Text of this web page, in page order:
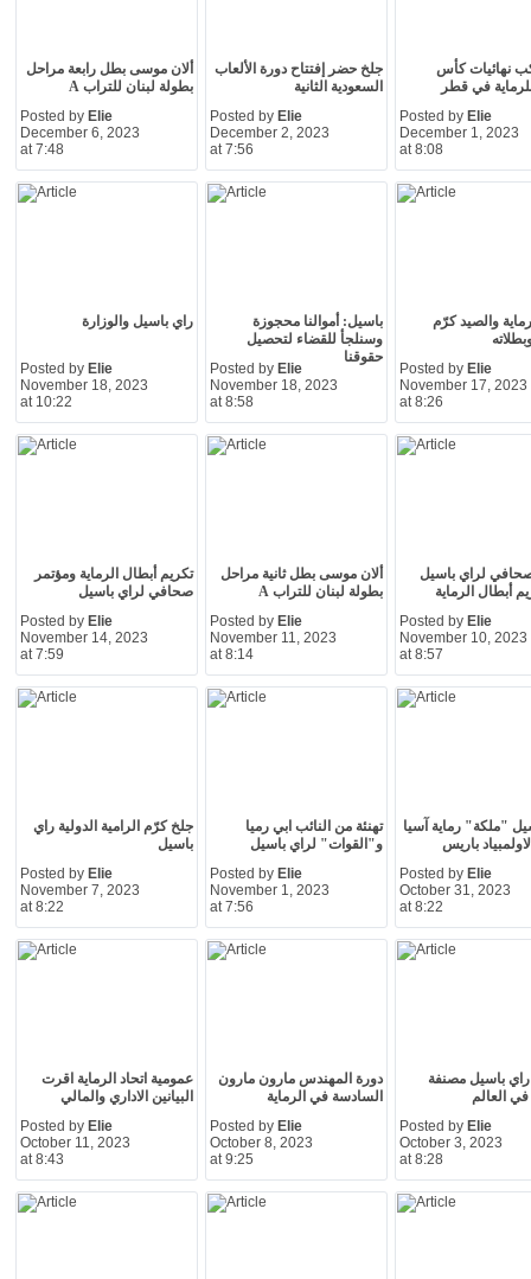
ألان موسى بطل رابعة مراحل
بطولة لبنان للتراب A
Posted by Elie
December 6, 2023
at 7:48
جلخ حضر إفتتاح دورة الألعاب
السعودية الثانية
Posted by Elie
December 2, 2023
at 7:56
نهائيات كأس
في قطر
Posted by Elie
December 1, 2023
at 8:08
راي باسيل والوزارة
Posted by Elie
November 18, 2023
at 10:22
باسيل: أموالنا محجوزة
وسنلجأ للقضاء لتحصيل
حقوقنا
Posted by Elie
November 18, 2023
at 8:58
والصيد كرّم
Posted by Elie
November 17, 2023
at 8:26
تكريم أبطال الرماية ومؤتمر
صحافي لراي باسيل
Posted by Elie
November 14, 2023
at 7:59
ألان موسى بطل ثانية مراحل
بطولة لبنان للتراب A
Posted by Elie
November 11, 2023
at 8:14
لراي باسيل
أبطال الرماية
Posted by Elie
November 10, 2023
at 8:57
جلخ كرّم الرامية الدولية راي
باسيل
Posted by Elie
November 7, 2023
at 8:22
تهنئة من النائب ابي رميا
و"القوات" لراي باسيل
Posted by Elie
November 1, 2023
at 7:56
"ملكة" رماية آسيا
باريس
Posted by Elie
October 31, 2023
at 8:22
عمومية اتحاد الرماية اقرت
البيانين الاداري والمالي
Posted by Elie
October 11, 2023
at 8:43
دورة المهندس مارون مارون
السادسة في الرماية
Posted by Elie
October 8, 2023
at 9:25
راي باسيل مصنفة
العالم
Posted by Elie
October 3, 2023
at 8:28